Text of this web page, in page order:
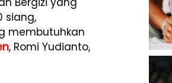
siang,
membutuhkan
, Romi Yudianto,